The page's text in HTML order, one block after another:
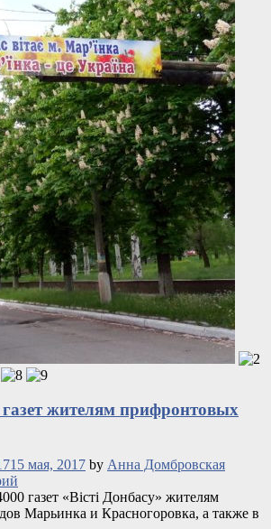
жителям прифронтовых
15 мая, 2017 by Анна Домбровская
газет «Вісті Донбасу» жителям
Марьинка и Красногоровка, а также в